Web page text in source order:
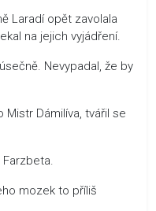
opět zavolala
na jejich vyjádření.
Nevypadal, že by
Dámilíva, tvářil se
mozek to příliš